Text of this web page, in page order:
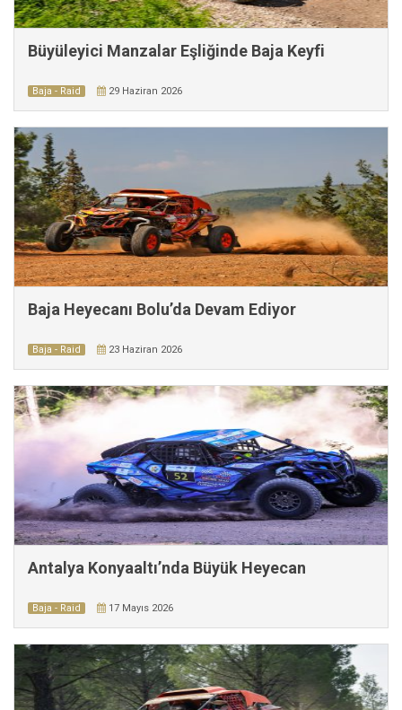
Büyüleyici Manzalar Eşliğinde Baja Keyfi
Baja - Raid 29 Haziran 2026
Baja Heyecanı Bolu’da Devam Ediyor
Baja - Raid 23 Haziran 2026
Antalya Konyaaltı’nda Büyük Heyecan
Baja - Raid 17 Mayıs 2026